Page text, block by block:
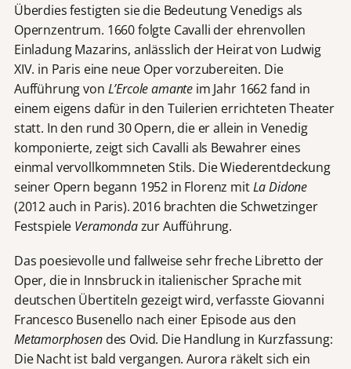
Überdies festigten sie die Bedeutung Venedigs als
Opernzentrum. 1660 folgte Cavalli der ehrenvollen
Einladung Mazarins, anlässlich der Heirat von Ludwig
XIV. in Paris eine neue Oper vorzubereiten. Die
Aufführung von L’Ercole amante im Jahr 1662 fand in
einem eigens dafür in den Tuilerien errichteten Theater
statt. In den rund 30 Opern, die er allein in Venedig
komponierte, zeigt sich Cavalli als Bewahrer eines
einmal vervollkommneten Stils. Die Wiederentdeckung
seiner Opern begann 1952 in Florenz mitLa Didone
(2012 auch in Paris). 2016 brachten die Schwetzinger
Festspiele Veramondazur Aufführung.
Das poesievolle und fallweise sehr freche Libretto der
Oper, die in Innsbruck in italienischer Sprache mit
deutschen Übertiteln gezeigt wird, verfasste Giovanni
Francesco Busenello nach einer Episode aus den
Metamorphosen des Ovid. Die Handlung in Kurzfassung:
Die Nacht ist bald vergangen. Aurora räkelt sich ein